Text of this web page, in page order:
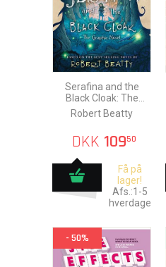
Serafina and the
Black Cloak: The
Graphic Novel HC
Robert Beatty
DKK 10950
Få på
lager!
Afs.:1-5
hverdage
- 50%